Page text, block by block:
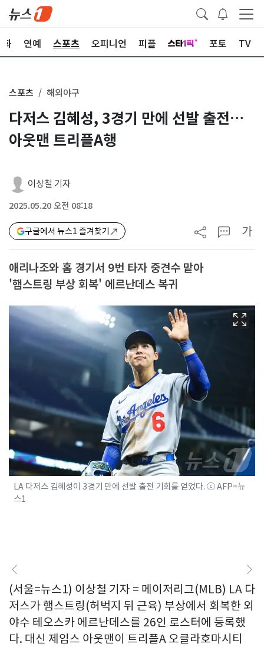
화 연예 스포츠 오피니언 피플 포토 TV
스포츠 해외야구
다저스 김혜성, 3경기 만에 선발 출전…
아웃맨 트리플A행
이상철 기자
2025.05.20 오전 08:18
구글에서 뉴스1 즐겨찾기 가
애리나조와 홈 경기서 9번 타자 중견수 맡아
'햄스트링 부상 회복' 에르난데스 복귀
LA 다저스 김혜성이 3경기 만에 선발 출전 기회를 얻었다. ⓒ AFP=뉴
스1
(서울=뉴스1) 이상철 기자 = 메이저리그(MLB) LA 다
저스가 햄스트링(허벅지 뒤 근육) 부상에서 회복한 외
야수 테오스카 에르난데스를 26인 로스터에 등록했
다. 대신 제임스 아웃맨이 트리플A 오클라호마시티